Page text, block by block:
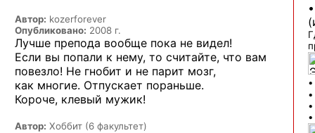
Автор: kozerforеver
Опубликовано: 2008 г.
Лучше препода вообще пока не видел!
Если вы попали к нему, то считайте, что вам
повезло! Не гнобит и не парит мозг,
как многие. Отпускает пораньше.
Короче, клевый мужик!
Автор: Хоббит (6 факультет)